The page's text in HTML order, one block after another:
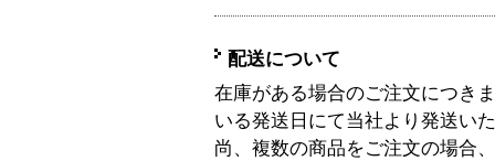
配送について
在庫がある場合のご注文につき
いる発送日にて当社より発送い
尚、複数の商品をご注文の場合